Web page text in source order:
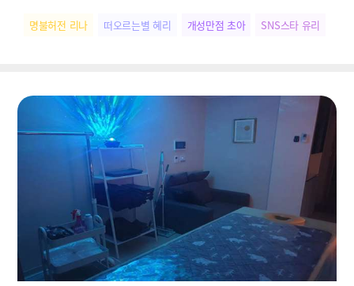
명불허전 리나 떠오르는별 혜리 개성만점 초아 SNS스타 유리